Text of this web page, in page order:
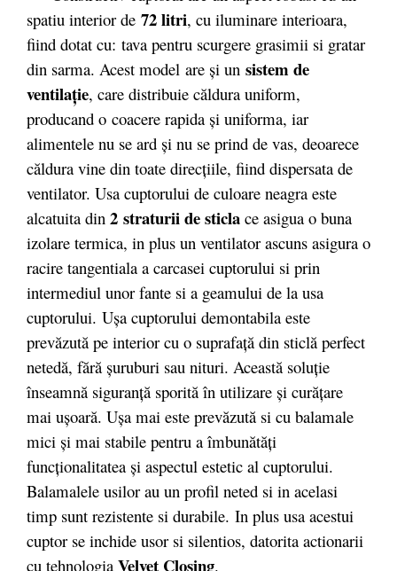
spatiu interior de 72 litri, cu iluminare interioara,
fiind dotat cu: tava pentru scurgere grasimii si gratar
din sarma. Acest model are şi un sistem de
ventilaţie, care distribuie căldura uniform,
producand o coacere rapida şi uniforma, iar
alimentele nu se ard şi nu se prind de vas, deoarece
căldura vine din toate direcţiile, fiind dispersata de
ventilator. Usa cuptorului de culoare neagra este
alcatuita din 2 straturii de sticla ce asigua o buna
izolare termica, in plus un ventilator ascuns asigura o
racire tangentiala a carcasei cuptorului si prin
intermediul unor fante si a geamului de la usa
cuptorului. Uşa cuptorului demontabila este
prevăzută pe interior cu o suprafaţă din sticlă perfect
netedă, fără şuruburi sau nituri. Această soluţie
înseamnă siguranţă sporită în utilizare şi curăţare
mai uşoară. Uşa mai este prevăzută si cu balamale
mici şi mai stabile pentru a îmbunătăţi
funcţionalitatea şi aspectul estetic al cuptorului.
Balamalele usilor au un profil neted si in acelasi
timp sunt rezistente si durabile. In plus usa acestui
cuptor se inchide usor si silentios, datorita actionarii
cu tehnologia Velvet Closing.